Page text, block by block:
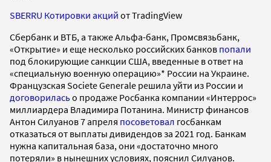
SBERRU Котировки акций от TradingView
Сбербанк и ВТБ, а также Альфа-банк, Промсвязьбанк,
«Открытие» и еще несколько российских банков попали
под блокирующие санкции США, введенные в ответ на
«специальную военную операцию»* России на Украине.
Французская Societe Generale решила уйти из России и
договориласьо продаже Росбанка компании «Интеррос»
миллиардера Владимира Потанина. Министр финансов
Антон Силуанов 7 апреля посоветовал госбанкам
отказаться от выплаты дивидендов за 2021 год. Банкам
нужна капитальная база, они «достаточно много
потеряли» в нынешних условиях, пояснил Силуанов.